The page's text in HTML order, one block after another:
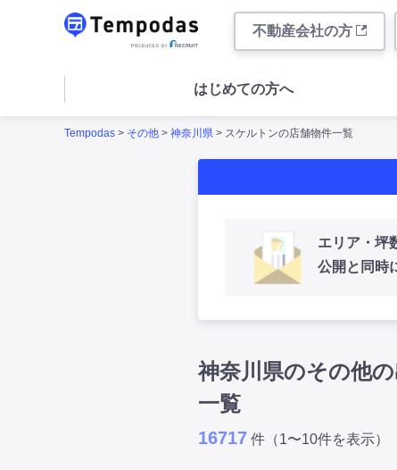
不動産会社の方
はじめての方へ
Tempodas > その他 > 神奈川県 > スケルトンの店舗物件一覧
エリア・坪
公開と同時
神奈川県のその他
一覧
16717 件（1〜10件を表示）